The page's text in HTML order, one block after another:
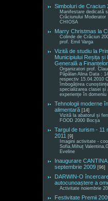
Simboluri de Craciun
Manifestare dedicată
Crăciunului Moderator
CHIOSA
Marry Christmas la
Colinde de Crăciun
prof. Emil Varga
Vizită de studiu la
Municipiului Reșița și
Generală a
Organizatori prof.
Păpălan Alina Data :
respectiv 15.04.2010
îmbogățirea
specializarea clasei și
experiențe în domeniu
Tehnologii moderne
alimentară [14]
Vizită la abatorul și
FOOD 2000 Bocșa
Targul de turism - 11
2011 [9]
Imagini activitate -
Sofia,Mihuț
Eveline
Inaugurare
septembrie 2009 [96]
DARWIN-O
autocunoaștere a
Activitate noiembrie
Festivitate Premii